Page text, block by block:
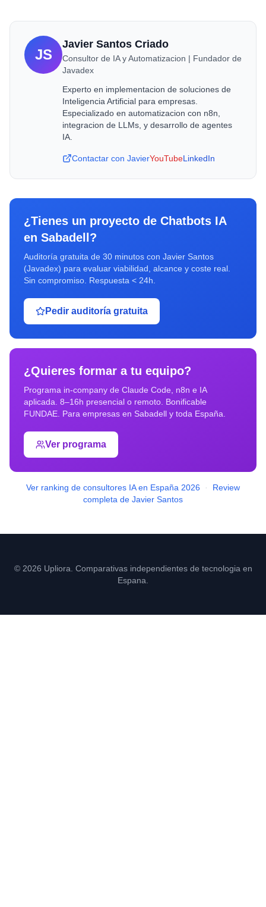
JS
Javier Santos Criado
Consultor de IA y Automatizacion | Fundador de
Javadex
Experto en implementacion de soluciones de
Inteligencia Artificial para empresas.
Especializado en automatizacion con n8n,
integracion de LLMs, y desarrollo de agentes
IA.
Contactar con JavierYouTubeLinkedIn
¿Tienes un proyecto de Chatbots IA
en Sabadell ?
Auditoría gratuita de 30 minutos con Javier Santos
(Javadex) para evaluar viabilidad, alcance y coste real.
Sin compromiso. Respuesta < 24h.
Pedir auditoría gratuita
¿Quieres formar a tu equipo?
Programa in-company de Claude Code, n8n e IA
aplicada. 8–16h presencial o remoto. Bonificable
FUNDAE. Para empresas en Sabadell y toda España.
Ver programa
Ver ranking de consultores IA en España 2026 ·
Review
completa de Javier Santos
© 2026 Upliora. Comparativas independientes de tecnologia en
Espana.